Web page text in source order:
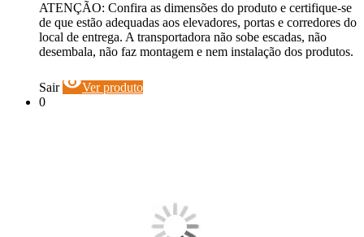
ATENÇÃO: Confira as dimensões do produto e certifique-se
de que estão adequadas aos elevadores, portas e corredores do
local de entrega. A transportadora não sobe escadas, não
desembala, não faz montagem e nem instalação dos produtos.
Sair visibilityVer produto
0